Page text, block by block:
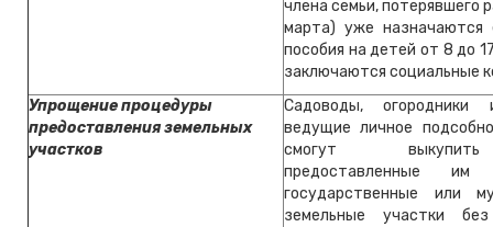
члена семьи, потерявшего
марта) уже назначаются
пособия на детей от 8 до
заключаются социальные
Упрощение процедуры
предоставления земельных
участков
Садоводы, огородники
ведущие личное
смогут
предоставленные
государственные или
земельные участки